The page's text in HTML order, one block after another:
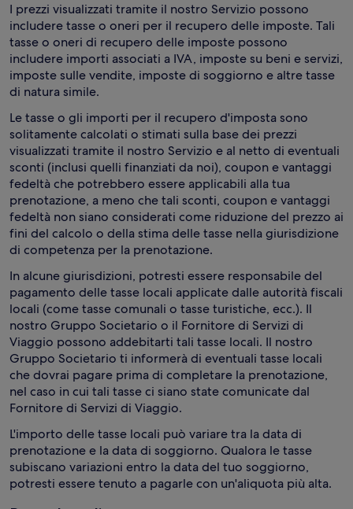
I prezzi visualizzati tramite il nostro Servizio possono
includere tasse o oneri per il recupero delle imposte. Tali
tasse o oneri di recupero delle imposte possono
includere importi associati a IVA, imposte su beni e servizi,
imposte sulle vendite, imposte di soggiorno e altre tasse
di natura simile.
Le tasse o gli importi per il recupero d'imposta sono
solitamente calcolati o stimati sulla base dei prezzi
visualizzati tramite il nostro Servizio e al netto di eventuali
sconti (inclusi quelli finanziati da noi), coupon e vantaggi
fedeltà che potrebbero essere applicabili alla tua
prenotazione, a meno che tali sconti, coupon e vantaggi
fedeltà non siano considerati come riduzione del prezzo ai
fini del calcolo o della stima delle tasse nella giurisdizione
di competenza per la prenotazione.
In alcune giurisdizioni, potresti essere responsabile del
pagamento delle tasse locali applicate dalle autorità fiscali
locali (come tasse comunali o tasse turistiche, ecc.). Il
nostro Gruppo Societario o il Fornitore di Servizi di
Viaggio possono addebitarti tali tasse locali. Il nostro
Gruppo Societario ti informerà di eventuali tasse locali
che dovrai pagare prima di completare la prenotazione,
nel caso in cui tali tasse ci siano state comunicate dal
Fornitore di Servizi di Viaggio.
L'importo delle tasse locali può variare tra la data di
prenotazione e la data di soggiorno. Qualora le tasse
subiscano variazioni entro la data del tuo soggiorno,
potresti essere tenuto a pagarle con un'aliquota più alta.